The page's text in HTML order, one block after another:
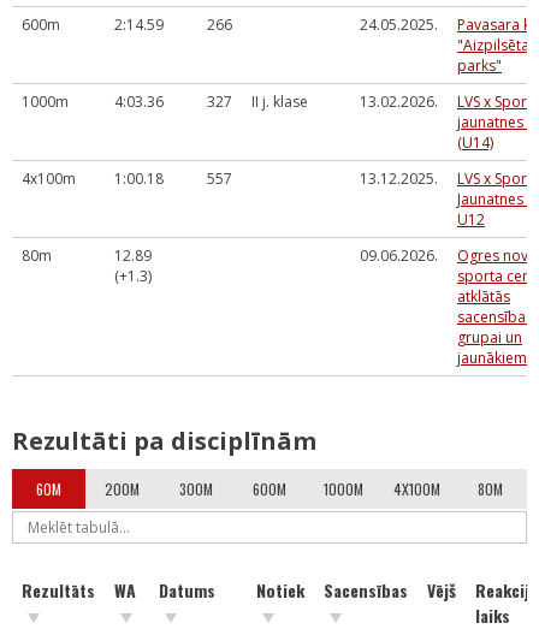
600m
2:14.59 266 24.05.2025.
Pavasara
"Aizpilsētas
parks"
1000m
4:03.36 327 II j. klase 13.02.2026.
LVS x
jaunatnes
(U14)
4x100m
1:00.18 557 13.12.2025.
LVS x
Jaunatnes
U12
80m
12.89
(+1.3)
09.06.2026.
Ogres
sporta
atklātās
sacensības
grupai un
jaunākiem
Rezultāti pa disciplīnām
60M 200M 300M 600M 1000M 4X100M 80M
Rezultāts WA Datums Notiek Sacensības Vējš
laiks